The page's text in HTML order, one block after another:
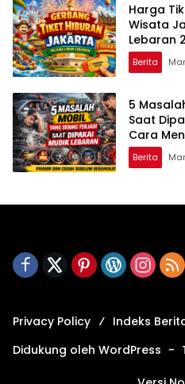
Harga
Wisata
Lebaran
Berita
5
Saat
Cara
Berita
Privacy Policy Indeks
Didukung oleh WordPress -